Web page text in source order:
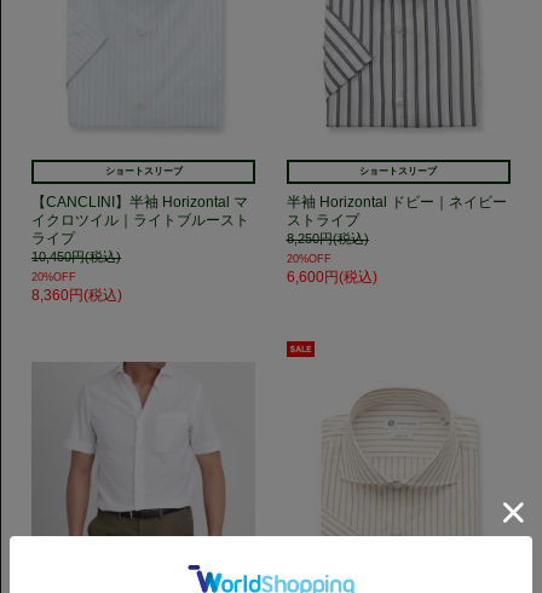
ショートスリーブ
【CANCLINI】半袖 Horizontal マ
イクロツイル｜ライトブルースト
ライプ
10,450円(税込)
20%OFF
8,360円(税込)
ショートスリーブ
半袖 Horizontal ドビー｜ネイビー
ストライプ
8,250円(税込)
20%OFF
6,600円(税込)